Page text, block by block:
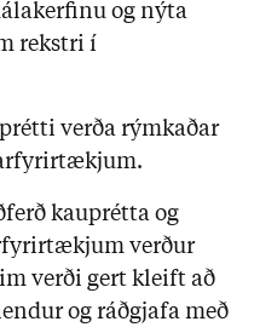
og nýta
rekstri í
verða rýmkaðar
kauprétta og
verður
verði gert kleift að
og ráðgjafa með